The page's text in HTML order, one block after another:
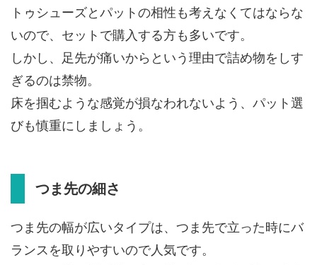
トゥシューズとパットの相性も考えなくてはならな
いので、セットで購入する方も多いです。
しかし、足先が痛いからという理由で詰め物をしす
ぎるのは禁物。
床を掴むような感覚が損なわれないよう、パット選
びも慎重にしましょう。
つま先の細さ
つま先の幅が広いタイプは、つま先で立った時にバ
ランスを取りやすいので人気です。